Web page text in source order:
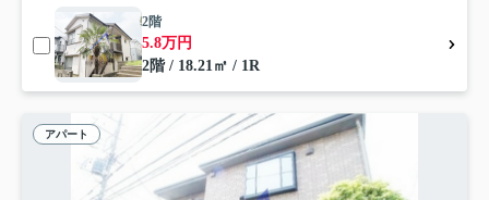
2階
5.8万円
2階 / 18.21㎡ / 1R
アパート